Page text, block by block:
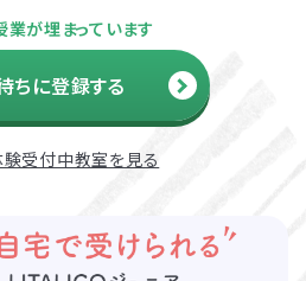
業が埋まっています
ちに登録する
受付中教室を見る